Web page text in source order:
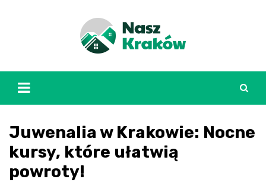
Juwenalia w Krakowie: Nocne
kursy, które ułatwią
powroty!